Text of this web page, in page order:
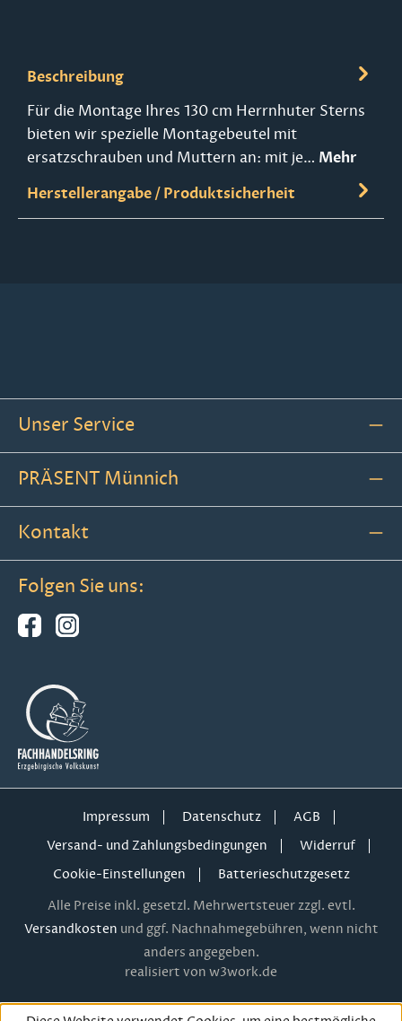
Beschreibung
Für die Montage Ihres 130 cm Herrnhuter Sterns
bieten wir spezielle Montagebeutel mit
ersatzschrauben und Muttern an: mit je… Mehr
Herstellerangabe / Produktsicherheit
Unser Service
PRÄSENT Münnich
Kontakt
Folgen Sie uns:
Impressum Datenschutz
AGB
Versand- und Zahlungsbedingungen
Widerruf
Cookie-Einstellungen
Batterieschutzgesetz
Alle Preise inkl. gesetzl. Mehrwertsteuer zzgl. evtl.
Versandkosten und ggf. Nachnahmegebühren, wenn nicht
anders angegeben.
realisiert von w3work.de